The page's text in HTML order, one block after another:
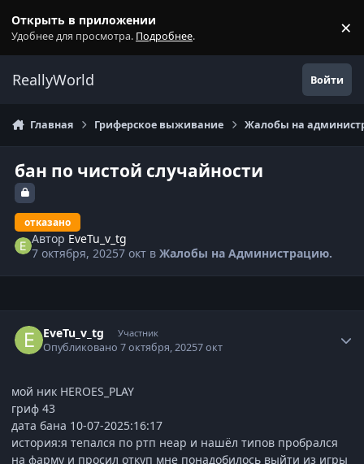
Открыть в приложении
Удобнее для просмотра. Подробнее. ×
ReallyWorld Войти
Главная Гриферское выживание Жалобы на
бан по чистой случайности
отказано
Автор EveTu_v_tg
7 октября, 20257 окт вЖалобы на Администрацию.
EveTu_v_tg Участник
Опубликовано7 октября, 20257 окт
мой ник HEROES_PLAY
гриф 43
дата бана 10-07-2025:16:17
история:я тепался по ртп неар и нашёл типов пробрался
на фарму и просил откуп мне понадобилось выйти из игры